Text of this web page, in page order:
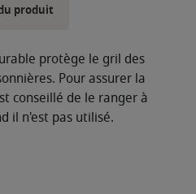
produit
protège le gril des
Pour assurer la
conseillé de le ranger à
il n'est pas utilisé.